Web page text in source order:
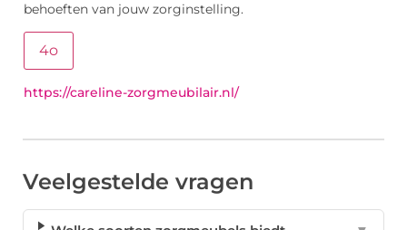
behoeften van jouw zorginstelling.
4o
https://careline-zorgmeubilair.nl/
Veelgestelde vragen